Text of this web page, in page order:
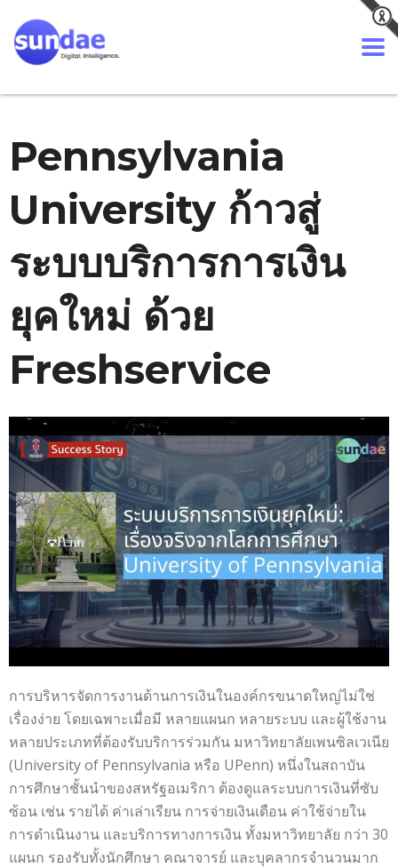
Pennsylvania
University ก้าวสู่
ระบบบริการการเงิน
ยุคใหม่ ด้วย
Freshservice
การบริหารจัดการงานด้านการเงินในองค์กรขนาดใหญ่ไม่ใช่
เรื่องง่าย โดยเฉพาะเมื่อมี หลายแผนก หลายระบบ และผู้ใช้งาน
หลายประเภทที่ต้องรับบริการร่วมกัน มหาวิทยาลัยเพนซิลเวเนีย
(University of Pennsylvania หรือ UPenn) หนึ่งในสถาบัน
การศึกษาชั้นนำของสหรัฐอเมริกา ต้องดูแลระบบการเงินที่ซับ
ซ้อน เช่น รายได้ ค่าเล่าเรียน การจ่ายเงินเดือน ค่าใช้จ่ายใน
การดำเนินงาน และบริการทางการเงิน ทั้งมหาวิทยาลัย กว่า 30
แผนก รองรับทั้งนักศึกษา คณาจารย์ และบุคลากรจำนวนมาก